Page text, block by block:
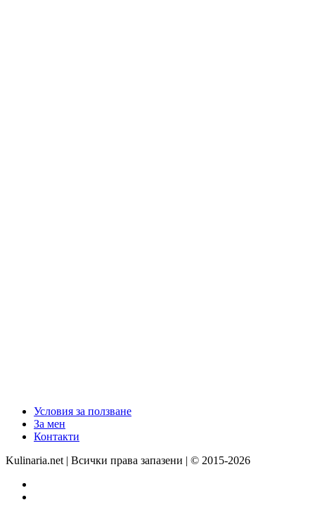
Условия за ползване
За мен
Контакти
Kulinaria.net | Всички права запазени | © 2015-2026